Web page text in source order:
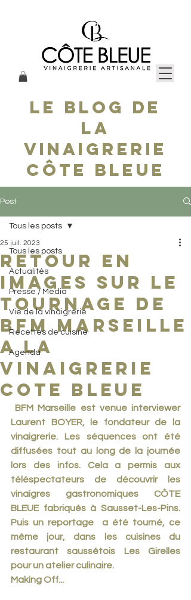
le blog de
la
vinaigrerie
côte bleue
Post
Tous les posts
Actualités
Presse / Media
Vie de la vinaigrerie
Recettes de cuisine
Agenda
Tous les posts
RETOUR EN
IMAGES SUR LE
TOURNAGE DE
BFM MARSEILLE
A LA
VINAIGRERIE
cote bleue
25 juil. 2023
Laurent BOYER, le fondateur de la
vinaigrerie. Les séquences ont été
diffusées tout au long de la journée
lors des infos. Cela a permis aux
téléspectateurs de découvrir les
vinaigres gastronomiques CÔTE
BLEUE fabriqués à Sausset-Les-Pins.
Puis un reportage  a été tourné, ce
même jour, dans les cuisines du
restaurant saussétois Les Girelles
pour un atelier culinaire.
Making Off...